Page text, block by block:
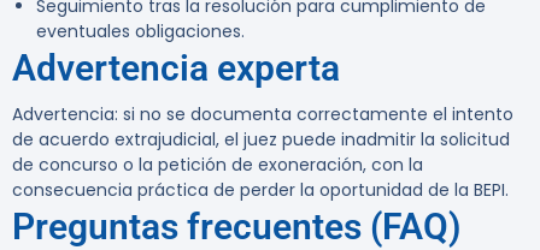
Seguimiento tras la resolución para cumplimiento de
eventuales obligaciones.
Advertencia experta
Advertencia: si no se documenta correctamente el intento
de acuerdo extrajudicial, el juez puede inadmitir la solicitud
de concurso o la petición de exoneración, con la
consecuencia práctica de perder la oportunidad de la BEPI.
Preguntas frecuentes (FAQ)